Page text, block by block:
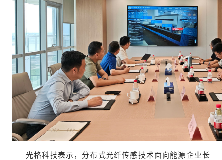
光格科技表示，分布式光纤传感技术面向能源企业长